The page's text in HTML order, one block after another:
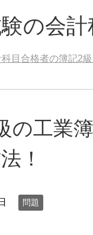
の会計
目合格者の簿記2級
の工業
！
問題